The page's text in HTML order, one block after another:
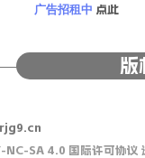
广告招租中 点此
版
NC-SA 4.0 国际许可协议